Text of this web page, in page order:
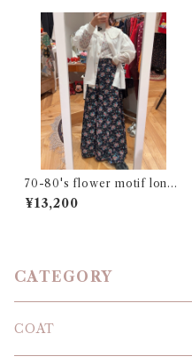
70-80's flower motif long
skirt
¥13,200
CATEGORY
COAT